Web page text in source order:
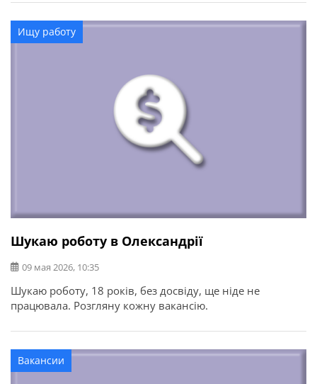
Ищу работу
Шукаю роботу в Олександрії
09 мая 2026, 10:35
Шукаю роботу, 18 років, без досвіду, ще ніде не
працювала. Розгляну кожну вакансію.
Вакансии